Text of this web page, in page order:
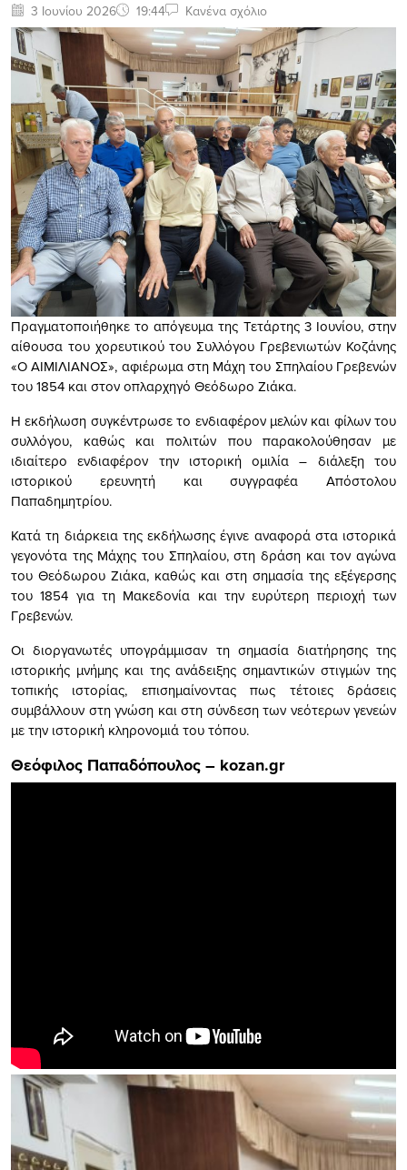
3 Ιουνίου 2026 19:44 Κανένα σχόλιο
Πραγματοποιήθηκε το απόγευμα της Τετάρτης 3 Ιουνίου, στην
αίθουσα του χορευτικού του Συλλόγου Γρεβενιωτών Κοζάνης
«Ο ΑΙΜΙΛΙΑΝΟΣ», αφιέρωμα στη Μάχη του Σπηλαίου Γρεβενών
του 1854 και στον οπλαρχηγό Θεόδωρο Ζιάκα.
Η εκδήλωση συγκέντρωσε το ενδιαφέρον μελών και φίλων του
συλλόγου, καθώς και πολιτών που παρακολούθησαν με
ιδιαίτερο ενδιαφέρον την ιστορική ομιλία – διάλεξη του
ιστορικού ερευνητή και συγγραφέα Απόστολου
Παπαδημητρίου.
Κατά τη διάρκεια της εκδήλωσης έγινε αναφορά στα ιστορικά
γεγονότα της Μάχης του Σπηλαίου, στη δράση και τον αγώνα
του Θεόδωρου Ζιάκα, καθώς και στη σημασία της εξέγερσης
του 1854 για τη Μακεδονία και την ευρύτερη περιοχή των
Γρεβενών.
Οι διοργανωτές υπογράμμισαν τη σημασία διατήρησης της
ιστορικής μνήμης και της ανάδειξης σημαντικών στιγμών της
τοπικής ιστορίας, επισημαίνοντας πως τέτοιες δράσεις
συμβάλλουν στη γνώση και στη σύνδεση των νεότερων γενεών
με την ιστορική κληρονομιά του τόπου.
Θεόφιλος Παπαδόπουλος – kozan.gr